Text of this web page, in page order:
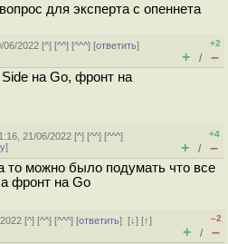
для эксперта с опеннета
06/2022 [^] [^^] [^^^] [ответить]
+2
+ / –
на Go, фронт на
21/06/2022 [^] [^^] [^^^]
]
+4
+ / –
то можно было подумать что все
фронт на Go
[^] [^^] [^^^] [ответить][↓] [↑]
–2
+ / –